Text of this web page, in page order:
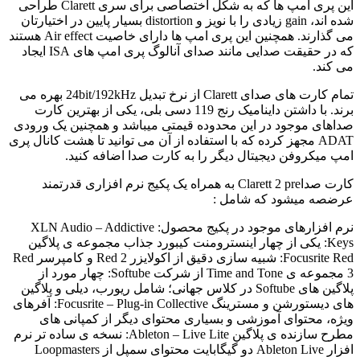
این پری امپ ها که به شکل اختصاصی برای سری Clarett طراحی
شده اند، gain زیادی را با نویز و distortion بسیار پایین در اختیارتان
می گذارند. همچنین این پری امپ ها دارای خاصیت Air effect هستند
که در حقیقت صدایی مانند صدای آنالوگ پری امپ های ISA ایجاد
می کند.
تمام کارت های صدای Clarett از نرخ تبدیل 24bit/192kHz بهره می
برند. با داشتن داینامیک رنج 119 دسی بلی، یکی از بهترین کارت
صداهای موجود در این محدوده قیمتی میباشد و همچنین یک ورودی
ADAT مجهز کرده که با استفاده از آن می توانید تا هشت کانال پری
امپ میکروفن دیجیتال دیگر را به کارت صدا اضافه کنید.
کارت صداClarett 2 pre به همراه یک پکیج نرم افزاری قدرتمند
عرضصه میشود که شامل :
نرم افزارهای موجود در پکیج محصول: XLN Audio – Addictive
Keys: یکی از چهار اینسترومنت کیبورد جذاب مجموعه ی پلاگین
Focusrite Red: شبیه سازی دقیق از اکولایزر Red 2 و کامپرسر Red
3 مجموعه ی Time and Tone از شرکت Softube: چهار مورد از
پلاگین های Softube در کلاس جهانی؛ شامل ریورب، دیلی و پلاگین
های دیستورشن و مسترینگ Focusrite – Plug-in Collective: آفرهای
ویژه، محتوای آموزشی و بسیاری محتوای دیگر از کمپانی های
مطرح سازنده ی پلاگین Ableton – Live Lite: نسخه ی ساده تر نرم
افزار Ableton Live دو گیگابایت محتوای سمپل از Loopmasters